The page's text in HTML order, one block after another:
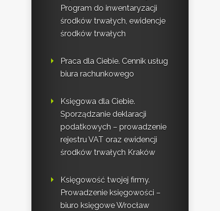
Program do inwentaryzacji
środków trwałych, ewidencje
środków trwałych
Praca dla Ciebie. Cennik usług
biura rachunkowego
Księgowa dla Ciebie.
Sporządzanie deklaracji
podatkowych – prowadzenie
rejestru VAT oraz ewidencji
środków trwałych Kraków
Księgowość twojej firmy.
Prowadzenie księgowości –
biuro księgowe Wrocław